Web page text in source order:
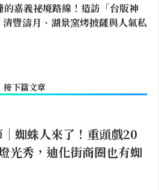
的嘉義祕境路線！造訪「台版神
豐濤月、湖景窯烤披薩與人氣私
接下篇文章
蜘蛛人來了！重頭戲20
光秀，迪化街商圈也有蜘